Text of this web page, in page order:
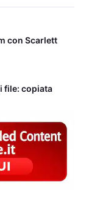
con Scarlett
file: copiata